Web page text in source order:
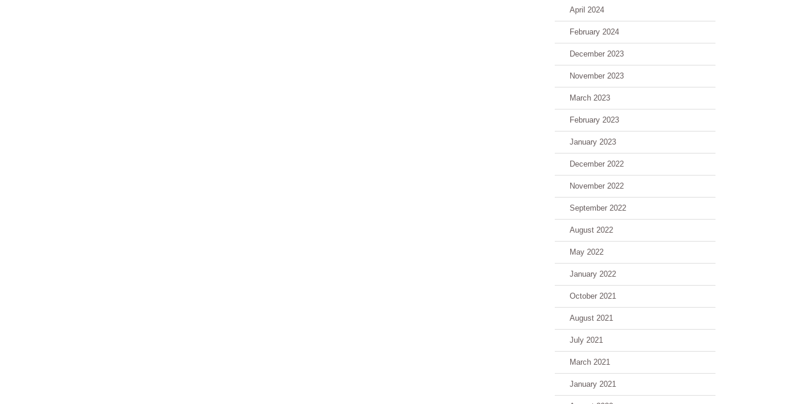
April 2024
February 2024
December 2023
November 2023
March 2023
February 2023
January 2023
December 2022
November 2022
September 2022
August 2022
May 2022
January 2022
October 2021
August 2021
July 2021
March 2021
January 2021